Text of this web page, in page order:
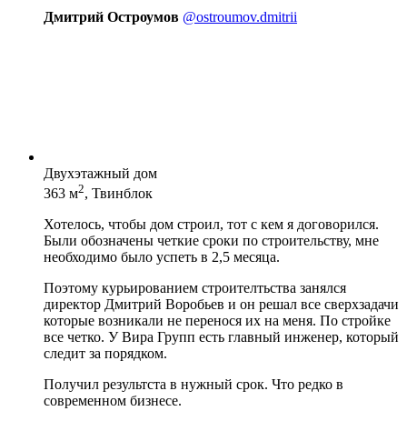
Дмитрий Остроумов @ostroumov.dmitrii
Двухэтажный дом
363 м2, Твинблок
Хотелось, чтобы дом строил, тот с кем я договорился.
Были обозначены четкие сроки по строительству, мне
необходимо было успеть в 2,5 месяца.
Поэтому курьированием строителтьства занялся
директор Дмитрий Воробьев и он решал все сверхзадачи
которые возникали не перенося их на меня. По стройке
все четко. У Вира Групп есть главный инженер, который
следит за порядком.
Получил результста в нужный срок. Что редко в
современном бизнесе.